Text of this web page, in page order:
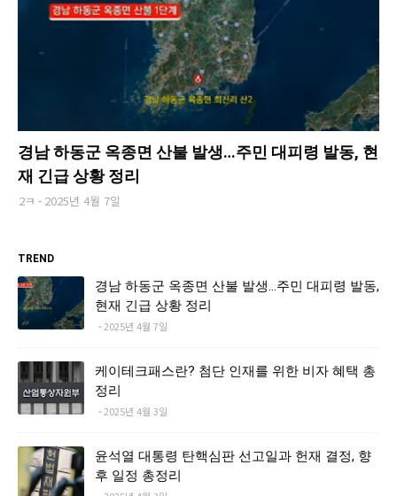
경남 하동군 옥종면 산불 발생…주민 대피령 발동, 현
재 긴급 상황 정리
2ㅋ 2025년 4월 7일
TREND
경남 하동군 옥종면 산불 발생…주민 대피령 발동,
현재 긴급 상황 정리
2025년 4월 7일
케이테크패스란? 첨단 인재를 위한 비자 혜택 총
정리
2025년 4월 3일
윤석열 대통령 탄핵심판 선고일과 헌재 결정, 향
후 일정 총정리